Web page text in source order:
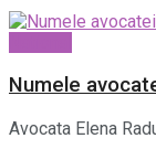
Numele
Avocata Elena